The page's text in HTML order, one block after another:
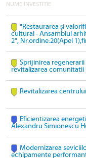
NUME INVESTITIE
"Restaurarea și
cultural - Ansamblul
2", Nr.ordine:20(Apel
Sprijinirea
revitalizarea comunitatii
Revitalizarea
Eficientizarea
Alexandru Simionescu
Modernizarea
echipamente